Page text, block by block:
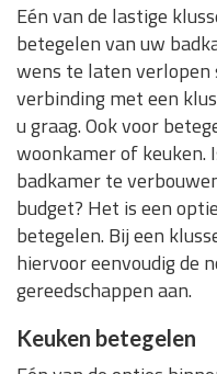
Eén van de lastige
betegelen van uw
wens te laten
verbinding met een
u graag. Ook voor
woonkamer of keuken.
badkamer te
budget? Het is een
betegelen. Bij een
hiervoor eenvoudig de
gereedschappen aan.
Keuken betegelen